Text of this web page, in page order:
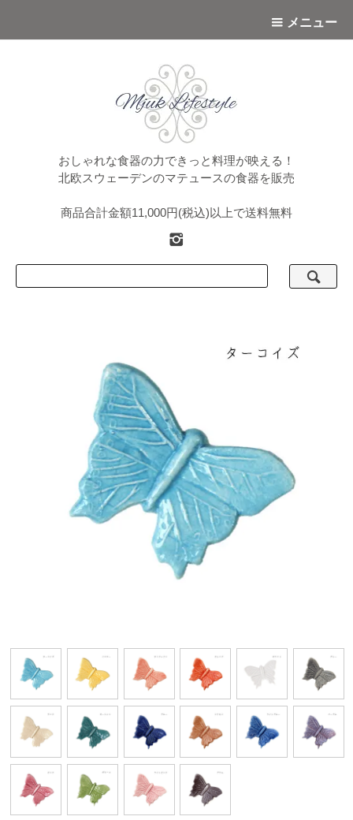
メニュー
おしゃれな食器の力できっと料理が映える！
北欧スウェーデンのマテュースの食器を販売
商品合計金額11,000円(税込)以上で送料無料